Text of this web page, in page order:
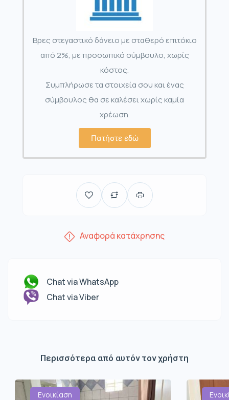
Βρες στεγαστικό δάνειο με σταθερό επιτόκιο
από 2%, με προσωπικό σύμβουλο, χωρίς
κόστος.
Συμπλήρωσε τα στοιχεία σου και ένας
σύμβουλος θα σε καλέσει χωρίς καμία
χρέωση.
Πατήστε εδώ
Αναφορά κατάχρησης
Chat via WhatsApp
Chat via Viber
Περισσότερα από αυτόν τον χρήστη
Ενοικίαση